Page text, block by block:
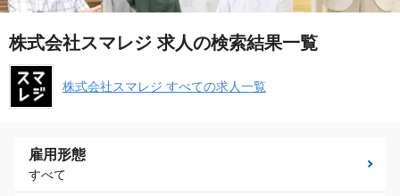
株式会社スマレジ 求人の検索結果一覧
株式会社スマレジ すべての求人一覧
雇用形態
すべて